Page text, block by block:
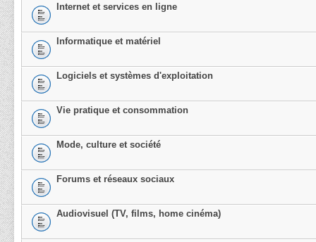
Internet et services en ligne
Informatique et matériel
Logiciels et systèmes d'exploitation
Vie pratique et consommation
Mode, culture et société
Forums et réseaux sociaux
Audiovisuel (TV, films, home cinéma)